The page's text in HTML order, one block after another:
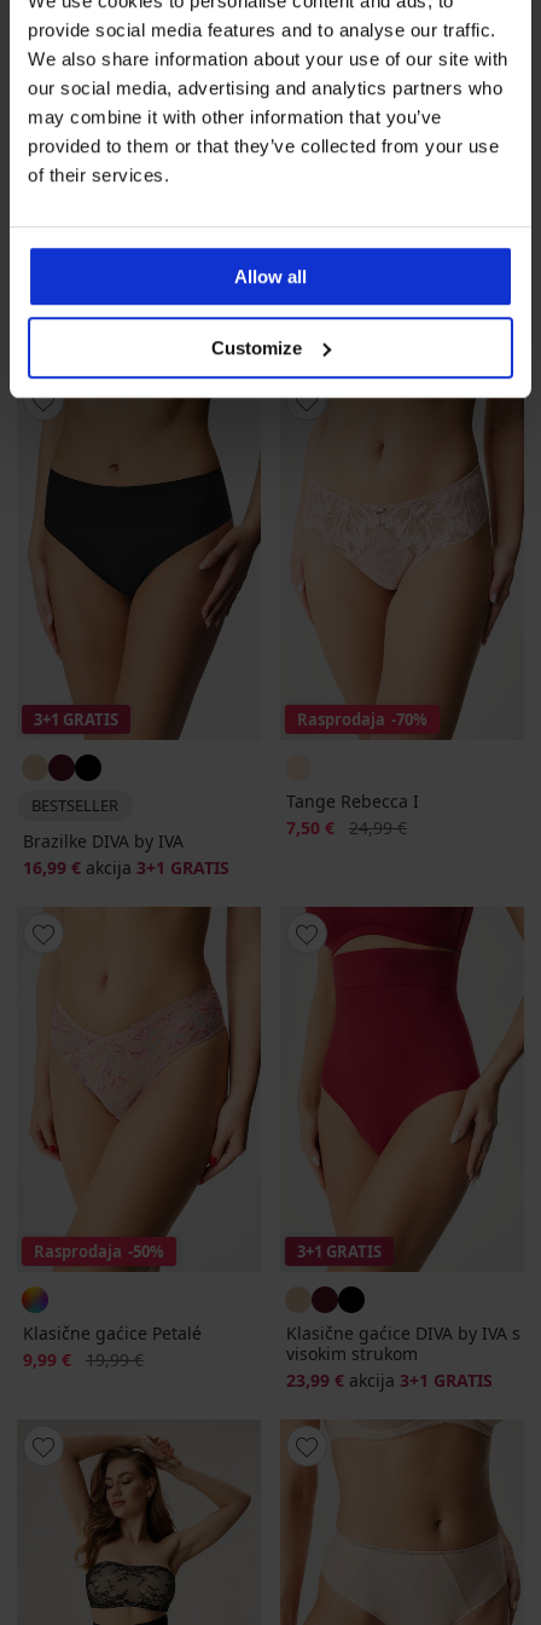
provide social media features and to analyse our traffic.
We also share information about your use of our site with
our social media, advertising and analytics partners who
may combine it with other information that you’ve
provided to them or that they’ve collected from your use
of their services.
Allow all
Customize
klasične
Klasične gaćice DIVA by IVA s
visokim strukom
3+1 GRATIS
BESTSELLER
Brazilke DIVA by IVA
16,99 € akcija 3+1 GRATIS
Rasprodaja -70%
Tange Rebecca I
Popust
7,50 € Prvobitna cijena
24,99 €
Rasprodaja -50%
Klasične gaćice Petalé
Popust
9,99 € Prvobitna cijena
19,99 €
3+1 GRATIS
Klasične gaćice DIVA by IVA s
visokim strukom
23,99 € akcija 3+1 GRATIS